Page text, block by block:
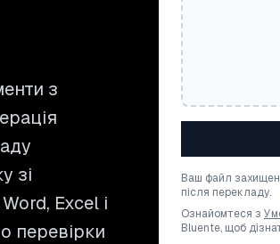
з
зі
Excel і
перевірки
Ваш файл
після перекладу.
Ознайомтеся з
Bluente, щоб